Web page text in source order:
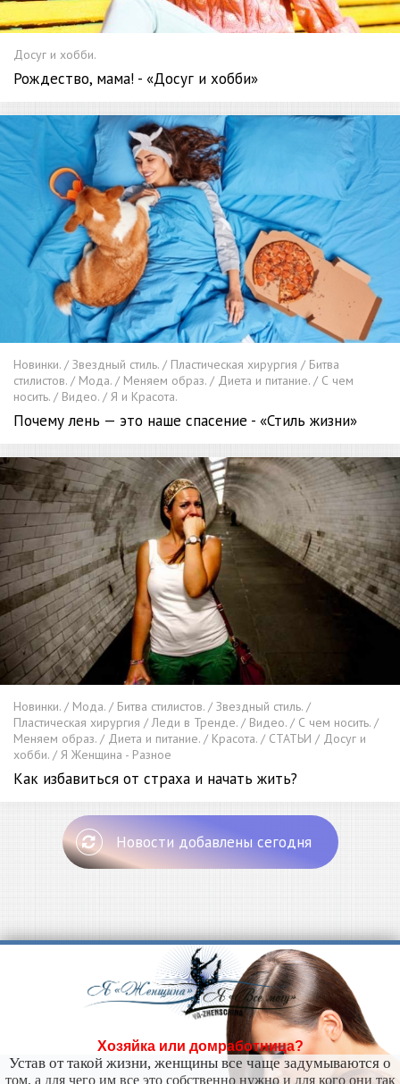
Досуг и хобби.
Рождество, мама! - «Досуг и хобби»
Новинки. / Звездный стиль. / Пластическая хирургия / Битва
стилистов. / Мода. / Меняем образ. / Диета и питание. / С чем
носить. / Видео. / Я и Красота.
Почему лень — это наше спасение - «Стиль жизни»
Новинки. / Мода. / Битва стилистов. / Звездный стиль. /
Пластическая хирургия / Леди в Тренде. / Видео. / С чем носить. /
Меняем образ. / Диета и питание. / Красота. / СТАТЬИ / Досуг и
хобби. / Я Женщина - Разное
Как избавиться от страха и начать жить?
Новости добавлены сегодня
Хозяйка или домработница?
Устав от такой жизни, женщины все чаще задумываются о
том, а для чего им все это собственно нужно и для кого они так